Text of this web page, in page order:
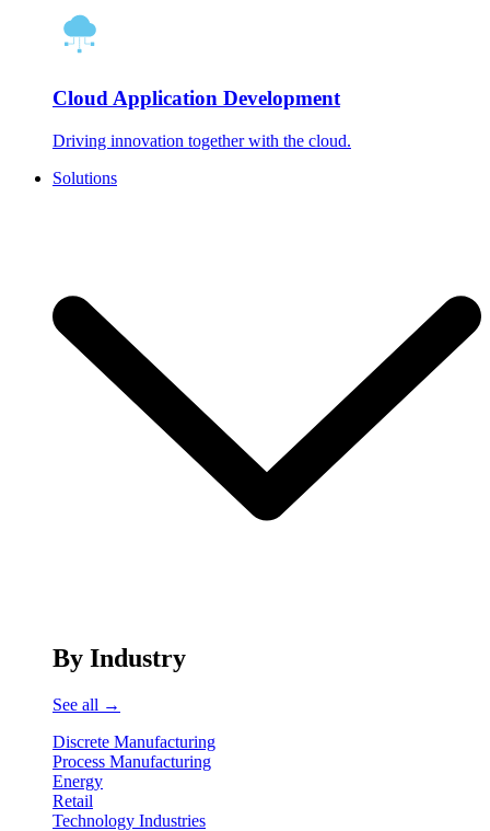
Cloud Application Development
Driving innovation together with the cloud.
Solutions
By Industry
See all →
Discrete Manufacturing
Process Manufacturing
Energy
Retail
Technology Industries